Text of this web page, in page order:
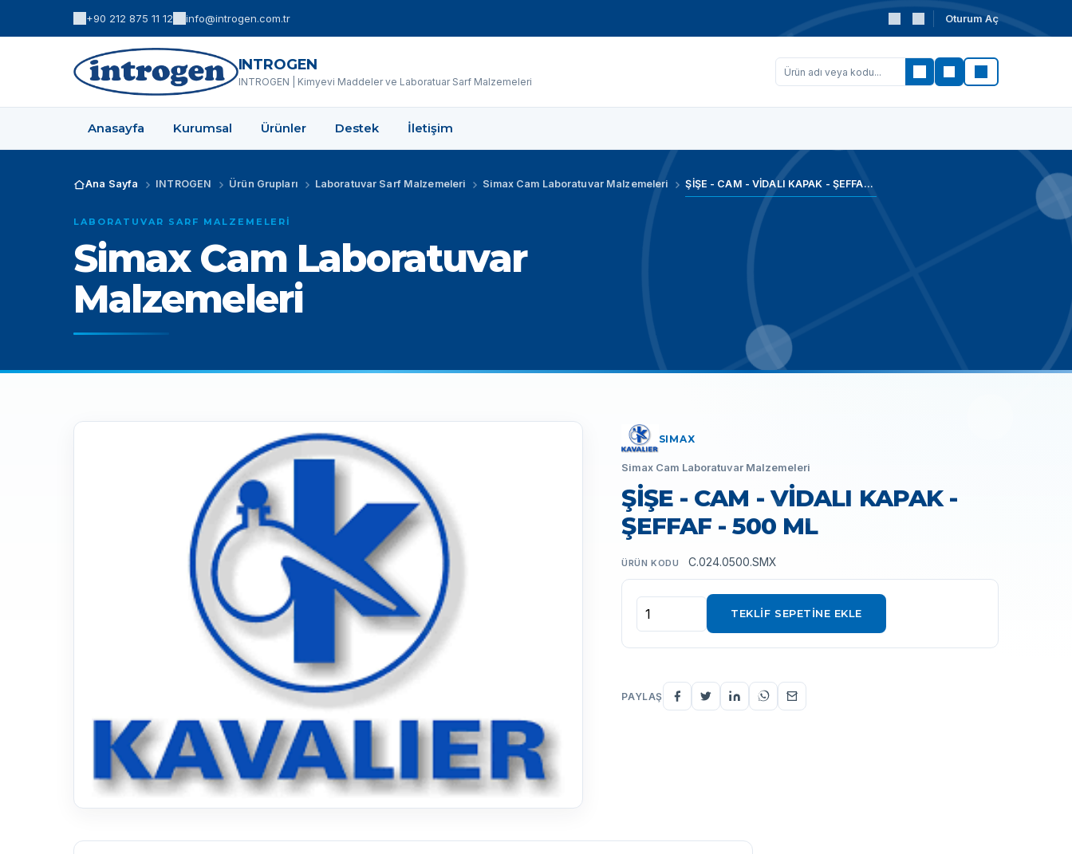
+90 212 875 11 12 info@introgen.com.tr Oturum Aç
INTROGEN
INTROGEN | Kimyevi Maddeler ve Laboratuar Sarf Malzemeleri
Ara
Anasayfa Kurumsal Ürünler Destek İletişim
Ana Sayfa INTROGEN Ürün Grupları Laboratuvar Sarf Malzemeleri Simax Cam Laboratuvar Malzemeleri ŞİŞE - CAM - VİDALI KAPAK - ŞEFFAF - 500 ML
LABORATUVAR SARF MALZEMELERI
Simax Cam Laboratuvar
Malzemeleri
SIMAX
Simax Cam Laboratuvar Malzemeleri
ŞİŞE - CAM - VİDALI KAPAK -
ŞEFFAF - 500 ML
ÜRÜN KODU C.024.0500.SMX
TEKLIF SEPETINE EKLE
PAYLAŞ